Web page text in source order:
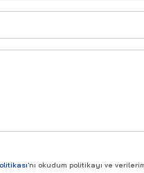
'nı okudum politikayı ve